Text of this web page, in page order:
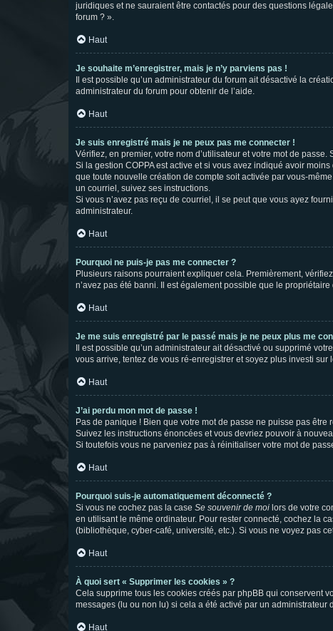
juridiques et ne sauraient être contactés pour des questions
forum ? ».
Haut
Je souhaite m’enregistrer, mais je n’y parviens pas !
Il est possible qu’un administrateur du forum ait désactivé la
administrateur du forum pour obtenir de l’aide.
Haut
Je suis enregistré mais je ne peux pas me connecter !
Vérifiez, en premier, votre nom d’utilisateur et votre mot de passe.
Si la gestion COPPA est active et si vous avez indiqué avoir
que toute nouvelle création de compte soit activée par vous-
un courriel, suivez ses instructions.
Si vous n’avez pas reçu de courriel, il se peut que vous ayez
administrateur.
Haut
Pourquoi ne puis-je pas me connecter ?
Plusieurs raisons pourraient expliquer cela. Premièrement,
n’avez pas été banni. Il est également possible que le
Haut
Je me suis enregistré par le passé mais je ne peux plus me
Il est possible qu’un administrateur ait désactivé ou supprimé
vous arrive, tentez de vous ré-enregistrer et soyez plus investi sur
Haut
J’ai perdu mon mot de passe !
Pas de panique ! Bien que votre mot de passe ne puisse pas
Suivez les instructions énoncées et vous devriez pouvoir à
Si toutefois vous ne parveniez pas à réinitialiser votre mot de
Haut
Pourquoi suis-je automatiquement déconnecté ?
Si vous ne cochez pas la case Se souvenir de moi lors de votre
en utilisant le même ordinateur. Pour rester connecté, cochez la
(bibliothèque, cyber-café, université, etc.). Si vous ne voyez pas
Haut
À quoi sert « Supprimer les cookies » ?
Cela supprime tous les cookies créés par phpBB qui conservent
messages (lu ou non lu) si cela a été activé par un
Haut